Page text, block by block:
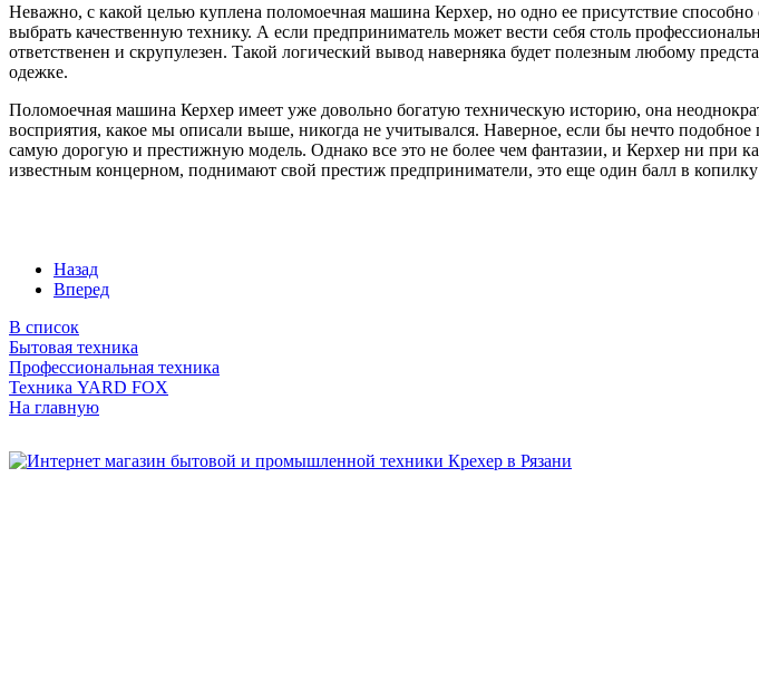
Неважно, с какой целью куплена поломоечная машина Керхер, но одно ее присутствие
выбрать качественную технику. А если предприниматель может вести себя столь
ответственен и скрупулезен. Такой логический вывод наверняка будет полезным любому
одежке.
Поломоечная машина Керхер имеет уже довольно богатую техническую историю, она
восприятия, какое мы описали выше, никогда не учитывался. Наверное, если бы нечто
самую дорогую и престижную модель. Однако все это не более чем фантазии, и Керхер ни при
известным концерном, поднимают свой престиж предприниматели, это еще один балл в копилку
Назад
Вперед
В список
Бытовая техника
Профессиональная техника
Техника YARD FOX
На главную